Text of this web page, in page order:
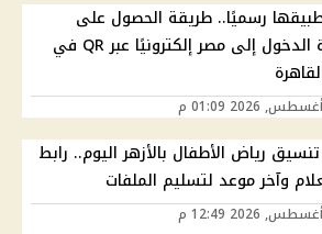
رسميًا.. طريقة الحصول على
تأشيرة الدخول إلى مصر إلكترونيًا عبر QR في
رياض الأطفال بالأزهر اليوم.. رابط
وآخر موعد لتسليم الملفات